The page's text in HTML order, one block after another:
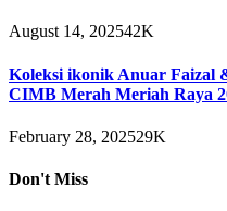
August 14, 202542K
Koleksi ikonik Anuar Faizal
CIMB Merah Meriah Raya
February 28, 202529K
Don't Miss